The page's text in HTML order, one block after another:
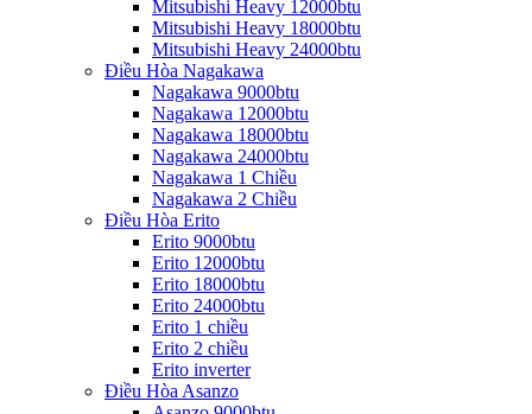
Mitsubishi Heavy 12000btu
Mitsubishi Heavy 18000btu
Mitsubishi Heavy 24000btu
Điều Hòa Nagakawa
Nagakawa 9000btu
Nagakawa 12000btu
Nagakawa 18000btu
Nagakawa 24000btu
Nagakawa 1 Chiều
Nagakawa 2 Chiều
Điều Hòa Erito
Erito 9000btu
Erito 12000btu
Erito 18000btu
Erito 24000btu
Erito 1 chiều
Erito 2 chiều
Erito inverter
Điều Hòa Asanzo